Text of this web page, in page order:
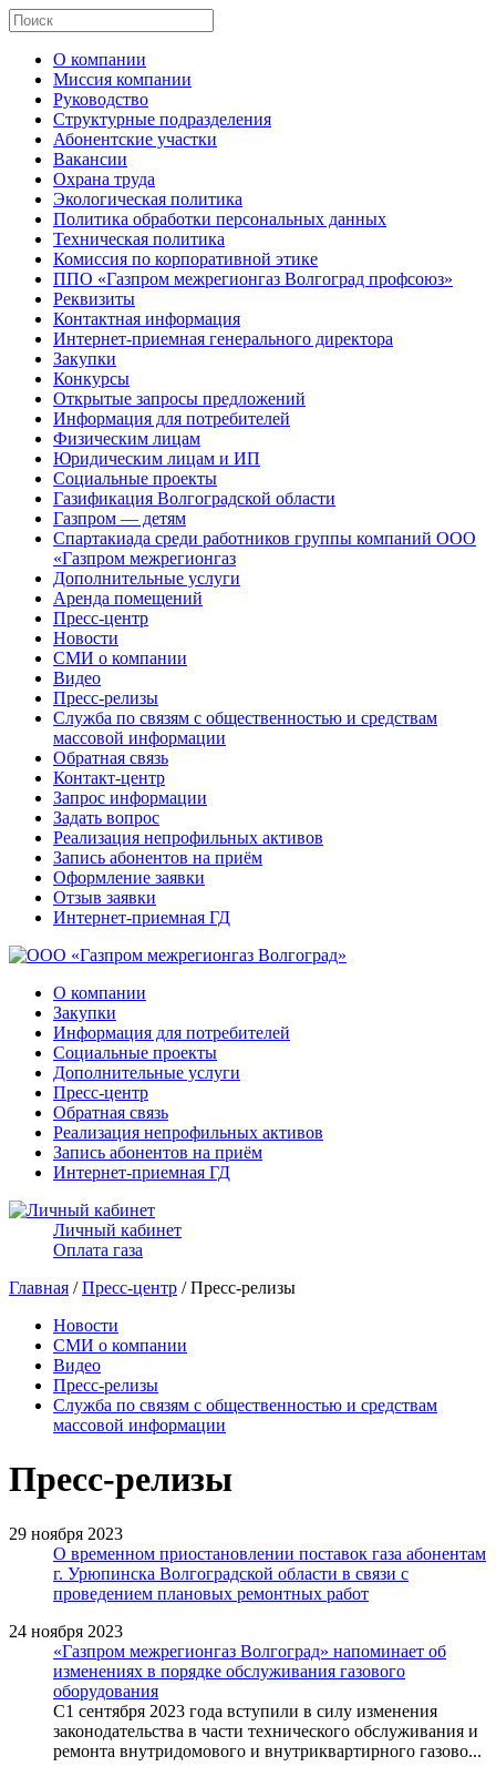
О компании
Миссия компании
Руководство
Структурные подразделения
Абонентские участки
Вакансии
Охрана труда
Экологическая политика
Политика обработки персональных данных
Техническая политика
Комиссия по корпоративной этике
ППО «Газпром межрегионгаз Волгоград профсоюз»
Реквизиты
Контактная информация
Интернет-приемная генерального директора
Закупки
Конкурсы
Открытые запросы предложений
Информация для потребителей
Физическим лицам
Юридическим лицам и ИП
Социальные проекты
Газификация Волгоградской области
Газпром — детям
Спартакиада среди работников группы компаний ООО
«Газпром межрегионгаз
Дополнительные услуги
Аренда помещений
Пресс-центр
Новости
СМИ о компании
Видео
Пресс-релизы
Служба по связям с общественностью и средствам
массовой информации
Обратная связь
Контакт-центр
Запрос информации
Задать вопрос
Реализация непрофильных активов
Запись абонентов на приём
Оформление заявки
Отзыв заявки
Интернет-приемная ГД
О компании
Закупки
Информация для потребителей
Социальные проекты
Дополнительные услуги
Пресс-центр
Обратная связь
Реализация непрофильных активов
Запись абонентов на приём
Интернет-приемная ГД
Личный кабинет
Оплата газа
Главная /Пресс-центр / Пресс-релизы
Новости
СМИ о компании
Видео
Пресс-релизы
Служба по связям с общественностью и средствам
массовой информации
Пресс-релизы
29 ноября 2023
О временном приостановлении поставок газа абонентам
г. Урюпинска Волгоградской области в связи с
проведением плановых ремонтных работ
24 ноября 2023
«Газпром межрегионгаз Волгоград» напоминает об
изменениях в порядке обслуживания газового
оборудования
С1 сентября 2023 года вступили в силу изменения
законодательства в части технического обслуживания и
ремонта внутридомового и внутриквартирного газово...